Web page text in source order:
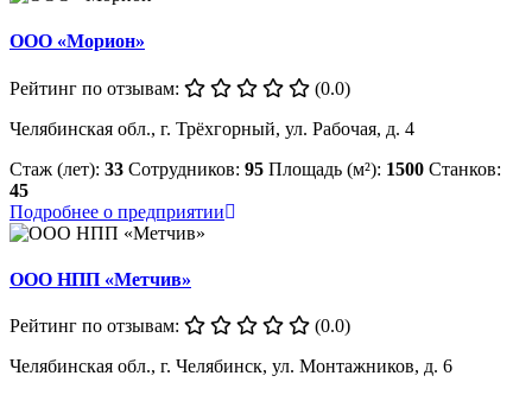
ООО «Морион»
Рейтинг по отзывам:
(0.0)
Челябинская обл., г. Трёхгорный, ул. Рабочая, д. 4
Стаж (лет): 33 Сотрудников: 95 Площадь (м²): 1500 Станков:
45
Подробнее о предприятии
ООО НПП «Метчив»
Рейтинг по отзывам:
(0.0)
Челябинская обл., г. Челябинск, ул. Монтажников, д. 6